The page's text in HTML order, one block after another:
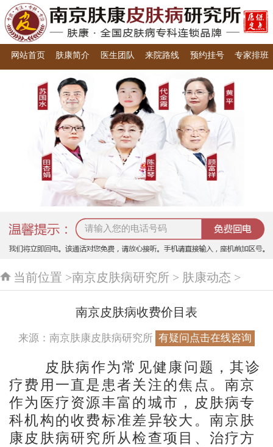
网站首页 肤康简介 医生团队 来院路线 预约挂号 专家排班
当前位置 >南京皮肤病研究所 > 肤康动态 >
南京皮肤病收费价目表
来源：南京肤康皮肤病研究所 有疑问点击在线咨询
皮肤病作为常见健康问题，其诊
疗费用一直是患者关注的焦点。南京
作为医疗资源丰富的城市，皮肤病专
科机构的收费标准差异较大。南京肤
康皮肤病研究所从检查项目、治疗方